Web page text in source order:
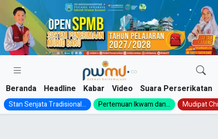
Skip
content
Beranda Headline Kabar Video Suara Perserikatan
Stan Senjata Tradisional... Pertemuan Ikwam dan... Mudipat